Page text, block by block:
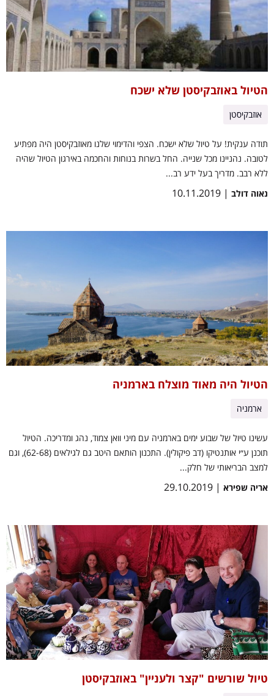
הטיול באוזבקיסטן שלא ישכח
אוזבקיסטן
תודה ענקית! על טיול שלא ישכח. הצפי והדימוי שלנו מאוזבקיסטן היה מפתיע
לטובה. נהניינו מכל שנייה. החל בשרות בנוחות והחכמה באירגון הטיול שהיה
ללא רבב. מדריך בעל ידע רב...
נאוה דולב | 10.11.2019
הטיול היה מאוד מוצלח בארמניה
ארמניה
עשינו טיול של שבוע ימים בארמניה עם מיני וואן צמוד, נהג ומדריכה. הטיול
תוכנן ע״י אותנטיקו (דב פיקולין). התכנון הותאם היטב גם לגילאים (62-68), וגם
למצב הבריאותי של חלק...
אריה שפירא | 29.10.2019
טיול שורשים "קצר ולעניין" באוזבקיסטן